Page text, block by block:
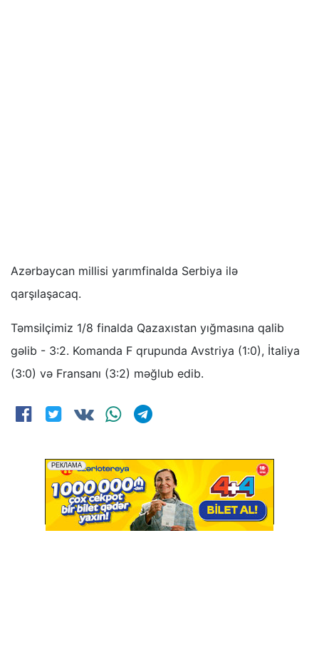
Azərbaycan millisi yarımfinalda Serbiya ilə
qarşılaşacaq.
Təmsilçimiz 1/8 finalda Qazaxıstan yığmasına qalib
gəlib - 3:2. Komanda F qrupunda Avstriya (1:0), İtaliya
(3:0) və Fransanı (3:2) məğlub edib.